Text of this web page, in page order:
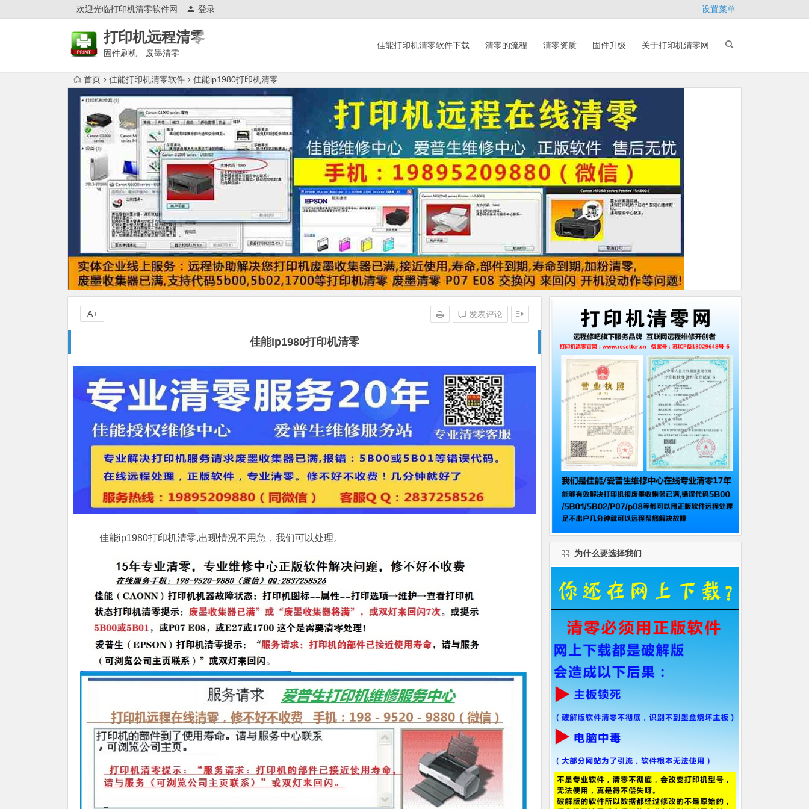
欢迎光临打印机清零软件网 登录 设置菜单
打印机远程清零
固件刷机 废墨清零
佳能打印机清零软件下载 清零的流程 清零资质 固件升级 关于打印机清零网
首页 佳能打印机清零软件 佳能ip1980打印机清零
佳能ip1980打印机清零
发表评论
A+
佳能ip1980打印机清零,出现情况不用急，我们可以处理。
为什么要选择我们